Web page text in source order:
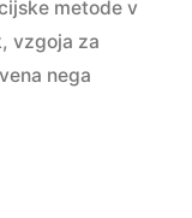
metode v
, vzgoja za
nega